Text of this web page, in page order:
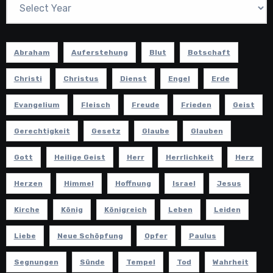
Abraham Auferstehung Blut Botschaft
Christi Christus Dienst Engel Erde
Evangelium Fleisch Freude Frieden Geist
Gerechtigkeit Gesetz Glaube Glauben
Gott Heilige Geist Herr Herrlichkeit Herz
Herzen Himmel Hoffnung Israel Jesus
Kirche König Königreich Leben Leiden
Liebe Neue Schöpfung Opfer Paulus
Segnungen Sünde Tempel Tod Wahrheit